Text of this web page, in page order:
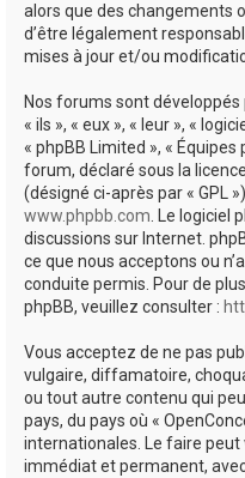
alors que des changements
d’être légalement
mises à jour et/ou
Nos forums sont
« ils », « eux », « leur », «
« phpBB Limited », «
forum, déclaré sous la
(désigné ci-après par « GPL
www.phpbb.com. Le logiciel
discussions sur Internet.
ce que nous acceptons ou
conduite permis. Pour de
phpBB, veuillez consulter :
Vous acceptez de ne pas
vulgaire, diffamatoire,
ou tout autre contenu qui
pays, du pays où «
internationales. Le faire
immédiat et permanent,